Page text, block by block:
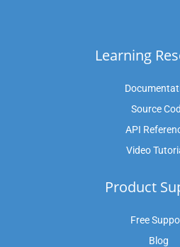
Learning
Source
API
Video
Product
Free
Blog